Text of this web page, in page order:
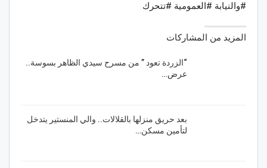
#والنيابة #العمومية #تتحرك
المزيد من المشاركات
“الزردة تعود ” من مسرح سيدي الظاهر بسوسة..
عرض…
بعد حريق منزلها بالقلالات.. والي المنستير يتدخل
لتأمين مسكن…